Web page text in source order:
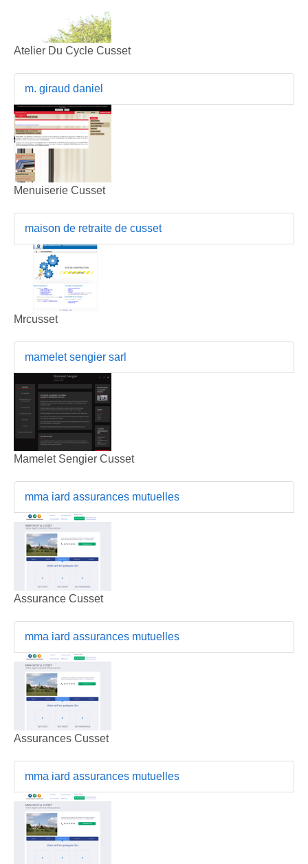
Atelier Du Cycle Cusset
m. giraud daniel
Menuiserie Cusset
maison de retraite de cusset
Mrcusset
mamelet sengier sarl
Mamelet Sengier Cusset
mma iard assurances mutuelles
Assurance Cusset
mma iard assurances mutuelles
Assurances Cusset
mma iard assurances mutuelles